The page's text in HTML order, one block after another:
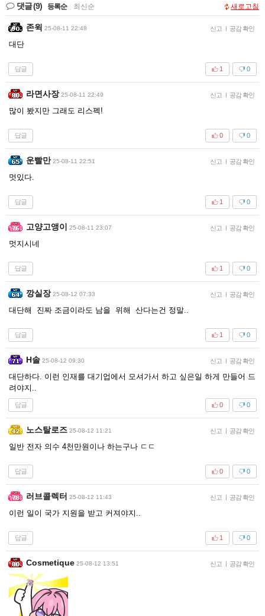
댓글(9) 등록순 최신순 새로고침
존윅 25-08-11 22:48 신고 | 공감 확인
대단
답글 0
1
라면사장 25-08-11 22:49 신고 | 공감 확인
많이 봤지만 그래도 리스펙!
답글 0
0
운빨만 25-08-11 22:51 신고 | 공감 확인
멋있다.
답글 0
1
고양고앵이 25-08-11 23:07 신고 | 공감 확인
멋지시네
답글 0
1
깡실장 25-08-12 07:33 신고 | 공감 확인
대단해 진짜 조금이라도 남을 위해 산다는건 정말..
답글 0
1
H솔 25-08-12 09:30 신고 | 공감 확인
대단하다. 이런 인재를 대기업에서 모셔가서 하고 싶은일 하게 만들어 드
려야지..
답글 0
0
노스탈로즈 25-08-12 11:21 신고 | 공감 확인
일반 전자 의수 4천만원이나 하는구나 ㄷㄷ
답글 0
0
러브콜렉터 25-08-12 11:43 신고 | 공감 확인
이런 일이 국가 지원을 받고 커져야지..
답글 0
1
Cosmetique 25-08-12 13:51 신고 | 공감 확인